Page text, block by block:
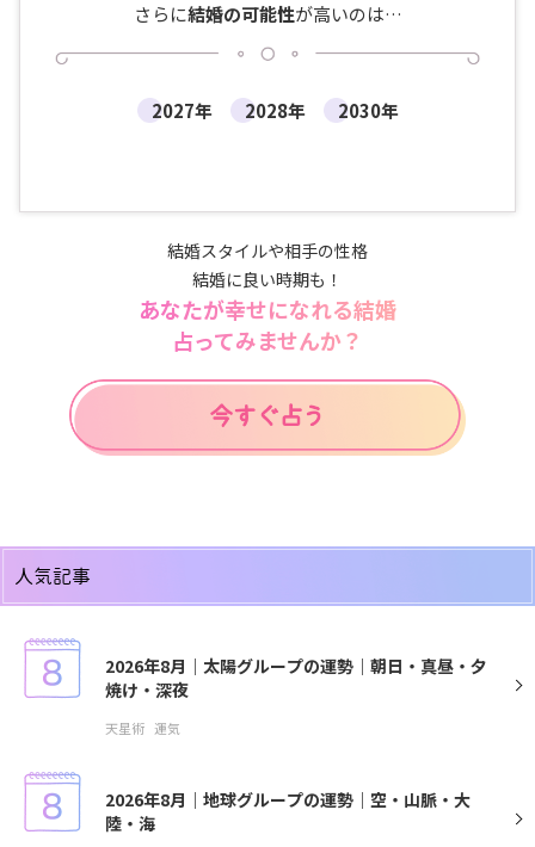
さらに結婚の可能性が高いのは…
2027年 2028年 2030年
結婚スタイルや相手の性格
結婚に良い時期も！
あなたが幸せになれる結婚
占ってみませんか？
人気記事
2026年8月｜太陽グループの運勢｜朝日・真昼・夕
焼け・深夜
天星術 運気
2026年8月｜地球グループの運勢｜空・山脈・大
陸・海